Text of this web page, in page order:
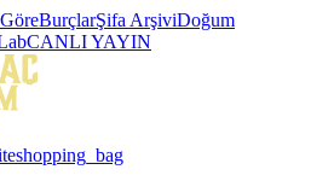
BurçlarŞifa ArşiviDoğum
CANLI YAYIN
shopping_bag